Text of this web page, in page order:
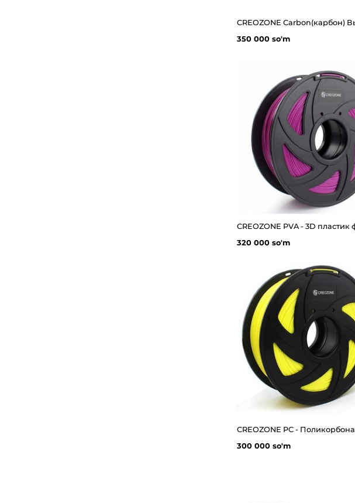
350 000 so'm
320 000 so'm
300 000 so'm